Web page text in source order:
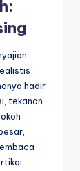
hadir
tekanan